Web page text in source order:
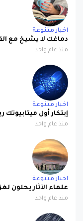
اخبار متنوعة
دماغك لا يشيخ مع
منذ عام واحد
اخبار متنوعة
إبتكار أول ميتابيوتك
منذ عام واحد
اخبار متنوعة
علماء الآثار يحلون
منذ عام واحد